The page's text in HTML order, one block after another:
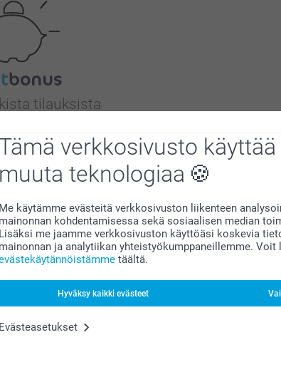
verkkosivusto
muuta teknologiaa
Me käytämme evästeitä verkkosivuston liikenteen
mainonnan kohdentamisessa sekä sosiaalisen median
Lisäksi me jaamme verkkosivuston käyttöäsi koskevia
mainonnan ja analytiikan yhteistyökumppaneillemme. Voit
täältä.
Hyväksy kaikki evästeet
Evästeasetukset
tilauksista